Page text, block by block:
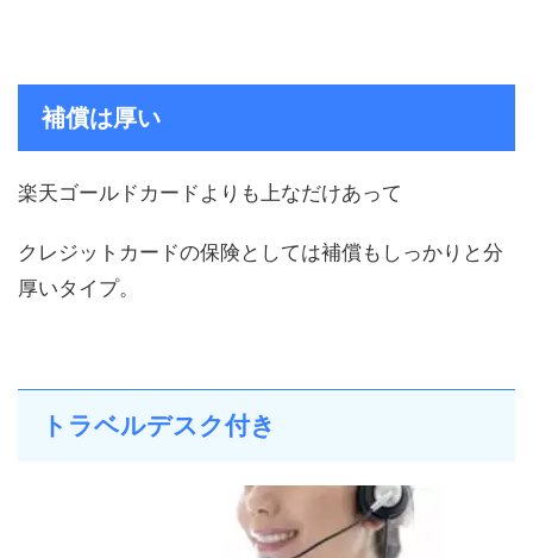
補償は厚い
楽天ゴールドカードよりも上なだけあって
クレジットカードの保険としては補償もしっかりと分
厚いタイプ。
トラベルデスク付き